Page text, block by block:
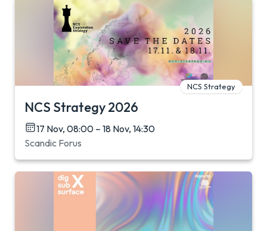
NCS Strategy
NCS Strategy 2026
17 Nov, 08:00 – 18 Nov, 14:30
Scandic Forus